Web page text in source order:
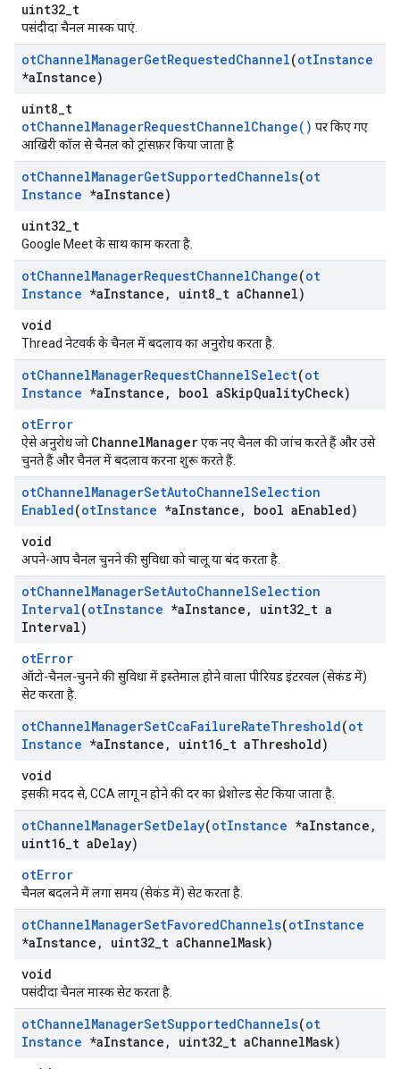
uint32_t
पसंदीदा चैनल मास्क पाएं.
otChannelManagerGetRequestedChannel(otInstance
*aInstance)
uint8_t
otChannelManagerRequestChannelChange() पर किए गए
आखिरी कॉल से चैनल को ट्रांसफ़र किया जाता है
otChannelManagerGetSupportedChannels(ot
Instance *aInstance)
uint32_t
Google Meet के साथ काम करता है.
otChannelManagerRequestChannelChange(ot
Instance *aInstance , uint8 t aChannel)
void
Thread नेटवर्क के चैनल में बदलाव का अनुरोध करता है.
otChannelManagerRequestChannelSelect(ot
Instance *aInstance , bool aSkipQualityCheck)
otError
ऐसे अनुरोध जो ChannelManagerएक नए चैनल की जांच करते हैं और उसे
चुनते हैं और चैनल में बदलाव करना शुरू करते हैं.
otChannelManagerSetAutoChannelSelection
Enabled(otInstance *aInstance , bool aEnabled)
void
अपने-आप चैनल चुनने की सुविधा को चालू या बंद करता है.
otChannelManagerSetAutoChannelSelection
Interval(otInstance *aInstance , uint32 t a
Interval)
otError
ऑटो-चैनल-चुनने की सुविधा में इस्तेमाल होने वाला पीरियड इंटरवल (सेकंड में)
सेट करता है.
otChannelManagerSetCcaFailureRateThreshold(ot
Instance *aInstance , uint16 t aThreshold)
void
इसकी मदद से, CCA लागू न होने की दर का थ्रेशोल्ड सेट किया जाता है.
otChannelManagerSetDelay(otInstance *aInstance ,
uint16 t aDelay)
otError
चैनल बदलने में लगा समय (सेकंड में) सेट करता है.
otChannelManagerSetFavoredChannels(otInstance
*aInstance , uint32 t aChannelMask)
void
पसंदीदा चैनल मास्क सेट करता है.
otChannelManagerSetSupportedChannels(ot
Instance *aInstance , uint32 t aChannelMask)